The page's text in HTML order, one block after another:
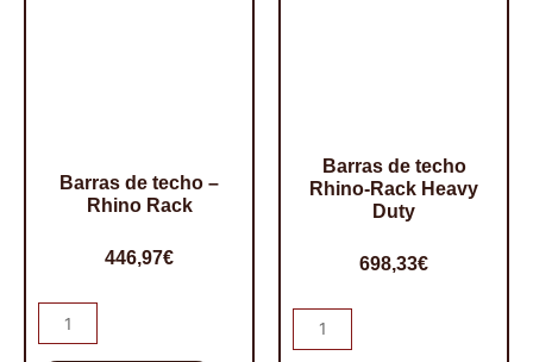
Barras de techo –
Rhino Rack
446,97€
Barras
de
Barras de techo
Rhino-Rack Heavy
Duty
698,33€
Barras
de